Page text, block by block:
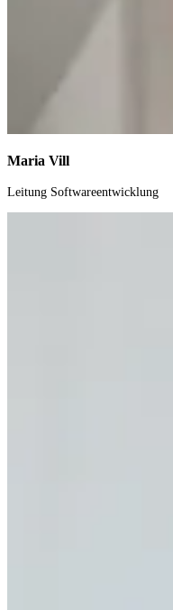
Maria Vill
Leitung Softwareentwicklung